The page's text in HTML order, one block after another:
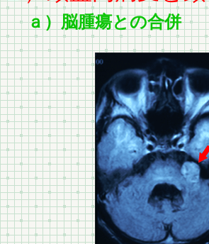
ａ）脳腫瘍との合併